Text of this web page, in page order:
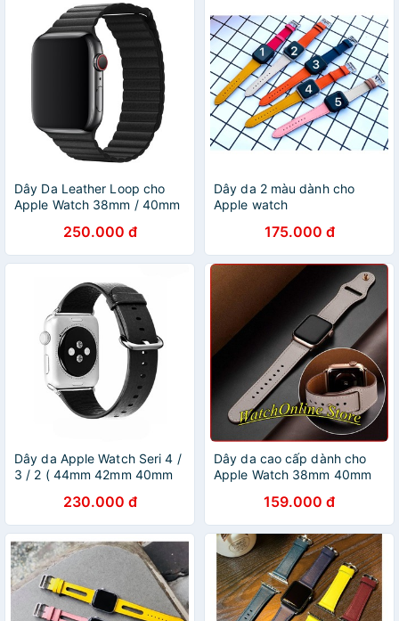
Dây Da Leather Loop cho
Apple Watch 38mm / 40mm
250.000 đ
Dây da 2 màu dành cho
Apple watch
175.000 đ
Dây da Apple Watch Seri 4 /
3 / 2 ( 44mm 42mm 40mm
230.000 đ
Dây da cao cấp dành cho
Apple Watch 38mm 40mm
159.000 đ